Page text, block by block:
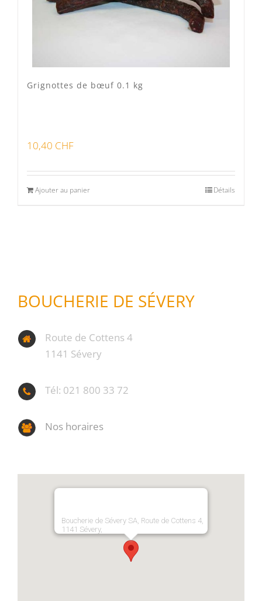
Grignottes de bœuf 0.1 kg
10,40 CHF
Ajouter au panier Détails
BOUCHERIE DE SÉVERY
Route de Cottens 4
1141 Sévery
Tél: 021 800 33 72
Nos horaires
Boucherie de Sévery SA, Route de Cottens 4,
1141 Sévery,